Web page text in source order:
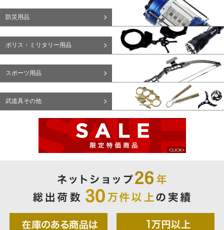
防災用品
ポリス・ミリタリー用品
スポーツ用品
武道具その他